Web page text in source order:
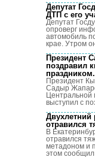
Депутат
ДТП с его
Депутат
опроверг
автомобиль
крае. Утром
Президент
поздравил
Президент
Садыр
выступил с
Двухлетний
отравился
В
отравился
метадоном и
этом сообщил